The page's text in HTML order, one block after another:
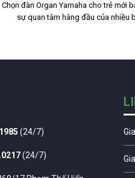
Chọn đàn Organ Yamaha cho trẻ mới
sự quan tâm hàng đầu của nhiều
(24/7)
(24/7)